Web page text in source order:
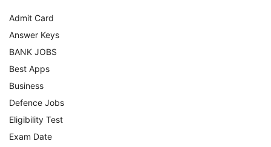
Admit Card
Answer Keys
BANK JOBS
Best Apps
Business
Defence Jobs
Eligibility Test
Exam Date